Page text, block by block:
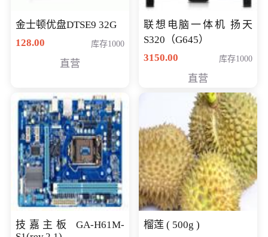
金士顿优盘DTSE9 32G
128.00
库存1000
直营
联想电脑一体机 扬天
S320（G645）
3150.00
库存1000
直营
技嘉主板 GA-H61M-
榴莲 ( 500g )